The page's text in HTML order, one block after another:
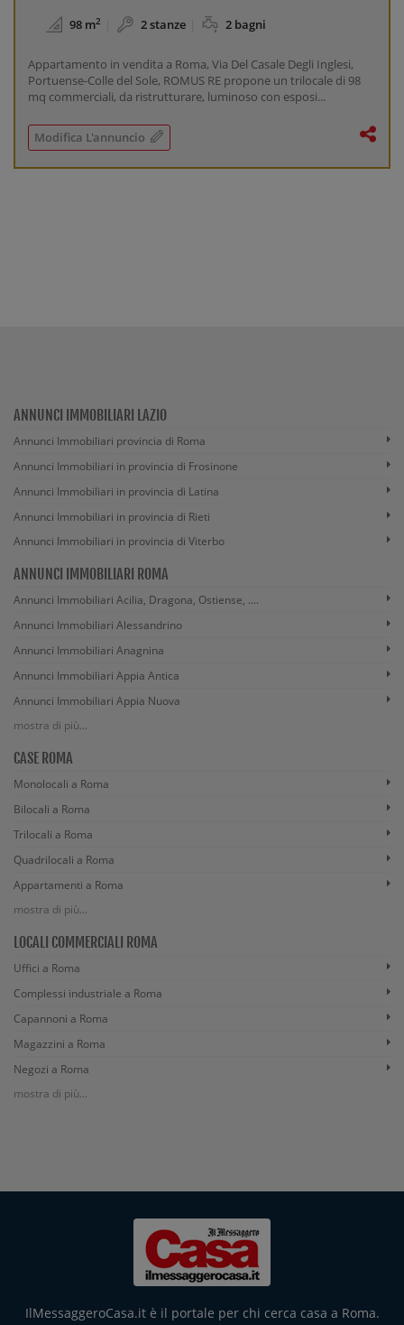
98 m2 2 stanze 2 bagni
Appartamento in vendita a Roma, Via Del Casale Degli Inglesi,
Portuense-Colle del Sole, ROMUS RE propone un trilocale di 98
mq commerciali, da ristrutturare, luminoso con esposi...
Modifica L'annuncio
ANNUNCI IMMOBILIARI LAZIO
Annunci Immobiliari provincia di Roma
Annunci Immobiliari in provincia di Frosinone
Annunci Immobiliari in provincia di Latina
Annunci Immobiliari in provincia di Rieti
Annunci Immobiliari in provincia di Viterbo
ANNUNCI IMMOBILIARI ROMA
Annunci Immobiliari Acilia, Dragona, Ostiense, ....
Annunci Immobiliari Alessandrino
Annunci Immobiliari Anagnina
Annunci Immobiliari Appia Antica
Annunci Immobiliari Appia Nuova
mostra di più...
CASE ROMA
Monolocali a Roma
Bilocali a Roma
Trilocali a Roma
Quadrilocali a Roma
Appartamenti a Roma
mostra di più...
LOCALI COMMERCIALI ROMA
Uffici a Roma
Complessi industriale a Roma
Capannoni a Roma
Magazzini a Roma
Negozi a Roma
mostra di più...
IlMessaggeroCasa.it è il portale per chi cerca casa a Roma.